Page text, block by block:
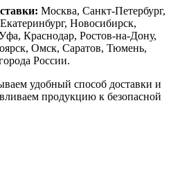
Москва, Санкт-Петербург,
Новосибирск,
Краснодар, Ростов-на-Дону,
Омск, Саратов, Тюмень,
России.
удобный способ доставки и
продукцию к безопасной